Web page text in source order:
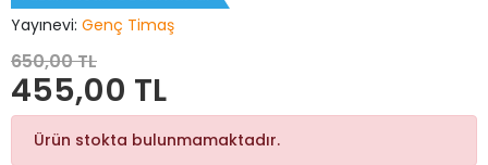
Yayınevi: Genç Timaş
650,00 TL
455,00 TL
Ürün stokta bulunmamaktadır.